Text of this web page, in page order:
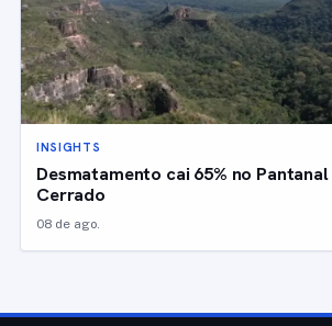
INSIGHTS
Desmatamento cai 65% no Pantanal
Cerrado
08 de ago.